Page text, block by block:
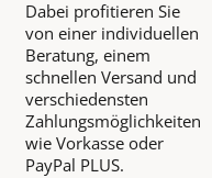
Dabei profitieren Sie
von einer individuellen
Beratung, einem
schnellen Versand und
verschiedensten
Zahlungsmöglichkeiten
wie Vorkasse oder
PayPal PLUS.